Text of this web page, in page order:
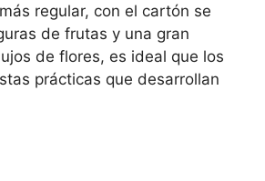
regular, con el cartón se
de frutas y una gran
de flores, es ideal que los
prácticas que desarrollan